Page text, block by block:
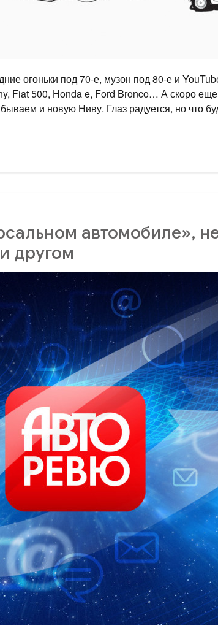
огоньки под 70-е, музон под 80-е и
Fiat 500, Honda e, Ford Bronco… А скоро
и новую Ниву. Глаз радуется, но что
автомобиле»,
другом